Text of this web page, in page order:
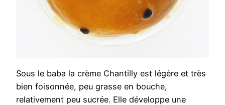
Sous le baba la crème Chantilly est légère et très
bien foisonnée, peu grasse en bouche,
relativement peu sucrée. Elle développe une